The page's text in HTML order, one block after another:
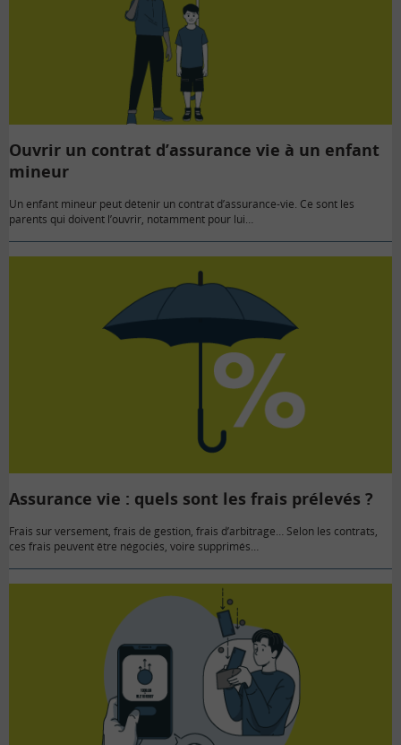
Ouvrir un contrat d’assurance vie à un enfant
mineur
Un enfant mineur peut détenir un contrat d’assurance-vie. Ce sont les
parents qui doivent l’ouvrir, notamment pour lui…
Assurance vie : quels sont les frais prélevés ?
Frais sur versement, frais de gestion, frais d’arbitrage… Selon les contrats,
ces frais peuvent être négociés, voire supprimés…